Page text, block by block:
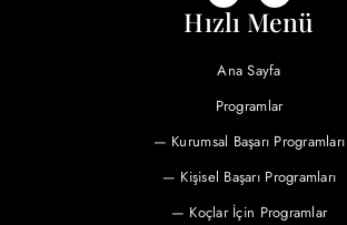
Hızlı Menü
Ana Sayfa
Programlar
— Kurumsal Başarı Programları
— Kişisel Başarı Programları
— Koçlar İçin Programlar